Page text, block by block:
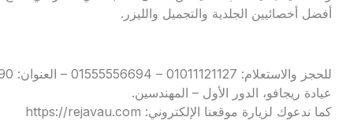
أفضل أخصائيين الجلدية والتجميل والليزر.
عيادة ريجافو، الدور الأول – المهندسين.
كما ندعوك لزيارة موقعنا الإلكتروني: https://rejavau.com